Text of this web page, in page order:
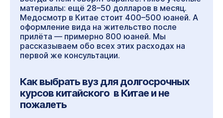
материалы: ещё 28–50 долларов в месяц.
Медосмотр в Китае стоит 400–500 юаней. А
оформление вида на жительство после
прилёта — примерно 800 юаней. Мы
рассказываем обо всех этих расходах на
первой же консультации.
Как выбрать вуз для долгосрочных
курсов китайского в Китае и не
пожалеть